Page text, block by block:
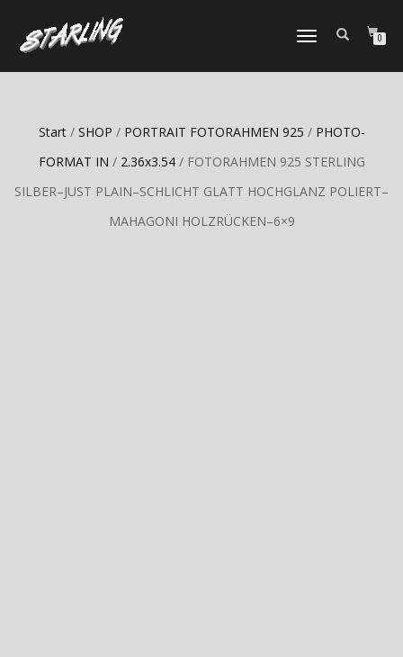
TOGGLE
0
Start/ SHOP / PORTRAIT FOTORAHMEN 925 / PHOTO-
FORMAT IN / 2.36x3.54/ FOTORAHMEN 925 STERLING
SILBER–JUST PLAIN–SCHLICHT GLATT HOCHGLANZ POLIERT–
MAHAGONI HOLZRÜCKEN–6×9